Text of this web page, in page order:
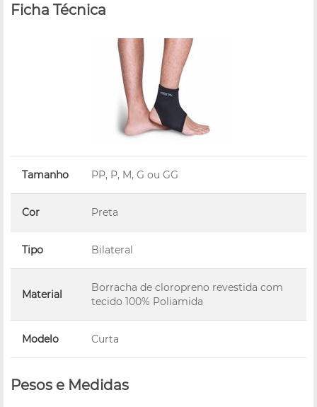
Ficha Técnica
Tamanho PP, P, M, G ou GG
Cor Preta
Tipo Bilateral
Material
Borracha de cloropreno revestida com
tecido 100% Poliamida
Modelo Curta
Pesos e Medidas